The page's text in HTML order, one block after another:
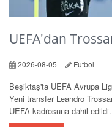
UEFA'dan
2026-08-05 Futbol
Beşiktaş'ta UEFA Avrupa
Yeni transfer Leandro
UEFA kadrosuna dahil edildi.